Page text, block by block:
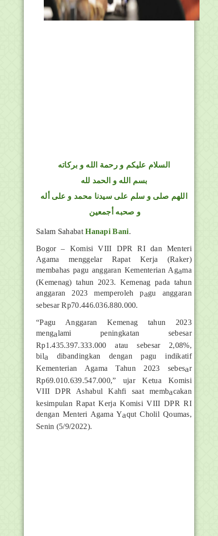
السلام عليكم و رحمة الله و بركاته
بسم الله و الحمد لله
اللهم صلى و سلم على سيدنا محمد و على أله
و صحبه أجمعين
Salam SahabatHanapi Bani.
Bogor – Komisi VIII DPR RI dan Menteri
Agama menggelar Rapat Kerja (Raker)
membahas pagu anggaran Kementerian Agama
(Kemenag) tahun 2023. Kemenag pada tahun
anggaran 2023 memperoleh pagu anggaran
sebesar Rp70.446.036.880.000.
“Pagu Anggaran Kemenag tahun 2023
mengalami peningkatan sebesar
Rp1.435.397.333.000 atau sebesar 2,08%,
bila dibandingkan dengan pagu indikatif
Kementerian Agama Tahun 2023 sebesar
Rp69.010.639.547.000,” ujar Ketua Komisi
VIII DPR Ashabul Kahfi saat membacakan
kesimpulan Rapat Kerja Komisi VIII DPR RI
dengan Menteri Agama Yaqut Cholil Qoumas,
Senin (5/9/2022).